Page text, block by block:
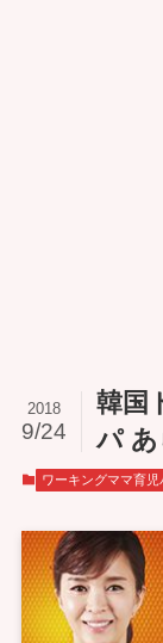
韓国
パ
2018
9/24
ワーキングママ育児